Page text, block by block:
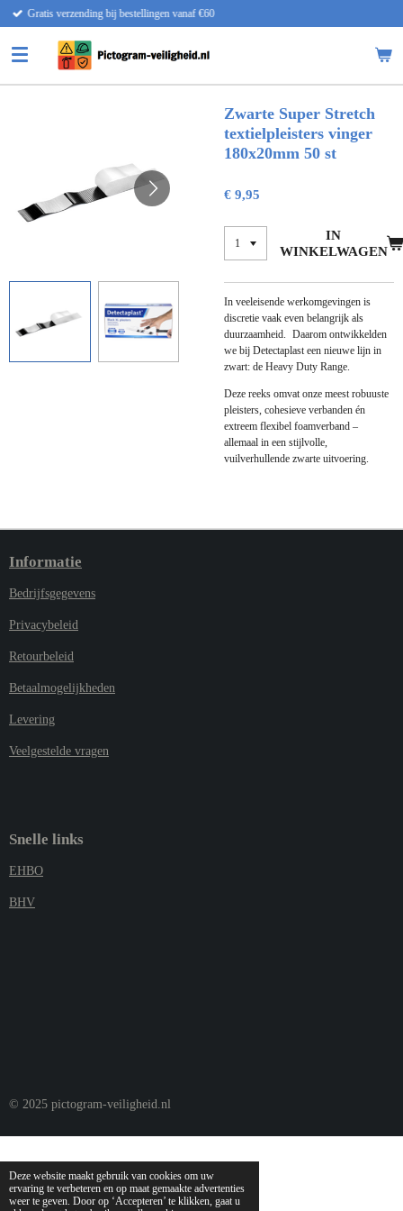
Deze website maakt gebruik van cookies om uw
ervaring te verbeteren en op maat gemaakte advertenties
weer te geven. Door op ‘Accepteren’ te klikken, gaat u
Ga
naar
de
hoofdinhoud
vanaf €60
Zwarte Super Stretch
textielpleisters vinger
180x20mm 50 st
€ 9,95
IN
WINKELWAGEN
In veeleisende werkomgevingen is
discretie vaak even belangrijk als
duurzaamheid. Daarom ontwikkelden
we bij Detectaplast een nieuwe lijn in
zwart: de Heavy Duty Range.
Deze reeks omvat onze meest robuuste
pleisters, cohesieve verbanden én
extreem flexibel foamverband –
allemaal in een stijlvolle,
vuilverhullende zwarte uitvoering.
Informatie
Bedrijfsgegevens
Privacybeleid
Retourbeleid
Betaalmogelijkheden
Levering
Veelgestelde vragen
Snelle links
EHBO
BHV
© 2025 pictogram-veiligheid.nl